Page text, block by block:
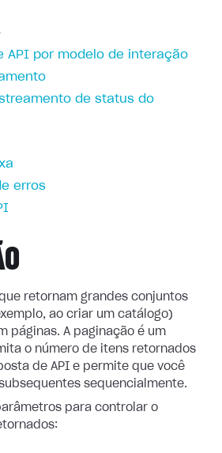
API por modelo de interação
de status do
erros
retornam grandes conjuntos
ao criar um catálogo)
páginas. A paginação é um
o número de itens retornados
de API e permite que você
sequencialmente.
para controlar o